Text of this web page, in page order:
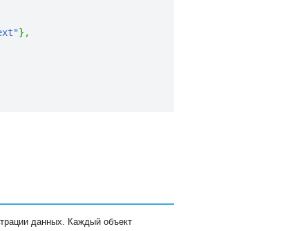
} ,
данных. Каждый объект